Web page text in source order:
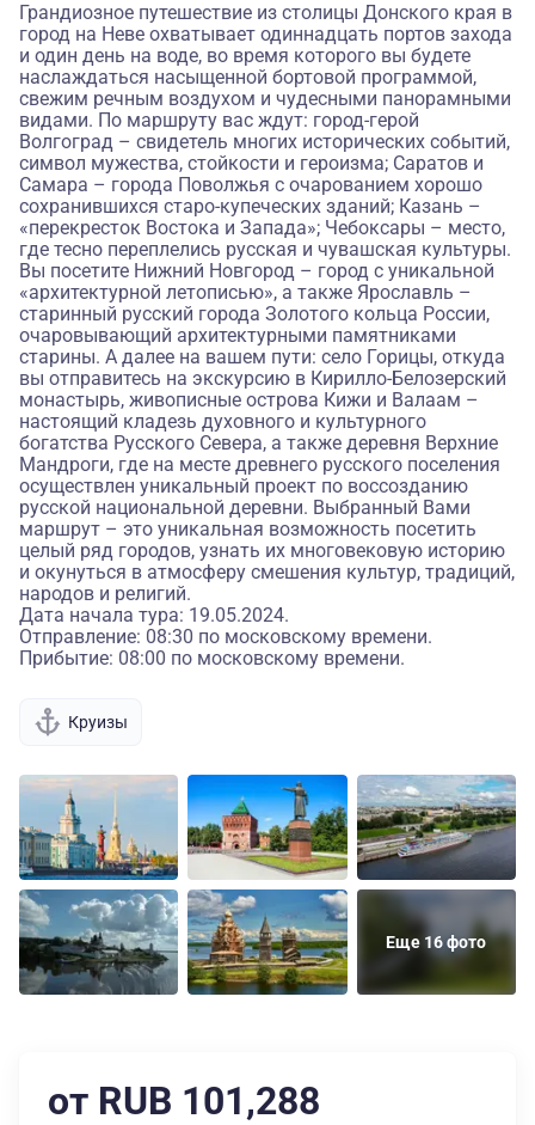
Грандиозное путешествие из столицы Донского края в
город на Неве охватывает одиннадцать портов захода
и один день на воде, во время которого вы будете
наслаждаться насыщенной бортовой программой,
свежим речным воздухом и чудесными панорамными
видами. По маршруту вас ждут: город-герой
Волгоград – свидетель многих исторических событий,
символ мужества, стойкости и героизма; Саратов и
Самара – города Поволжья с очарованием хорошо
сохранившихся старо-купеческих зданий; Казань –
«перекресток Востока и Запада»; Чебоксары – место,
где тесно переплелись русская и чувашская культуры.
Вы посетите Нижний Новгород – город с уникальной
«архитектурной летописью», а также Ярославль –
старинный русский города Золотого кольца России,
очаровывающий архитектурными памятниками
старины. А далее на вашем пути: село Горицы, откуда
вы отправитесь на экскурсию в Кирилло-Белозерский
монастырь, живописные острова Кижи и Валаам –
настоящий кладезь духовного и культурного
богатства Русского Севера, а также деревня Верхние
Мандроги, где на месте древнего русского поселения
осуществлен уникальный проект по воссозданию
русской национальной деревни. Выбранный Вами
маршрут – это уникальная возможность посетить
целый ряд городов, узнать их многовековую историю
и окунуться в атмосферу смешения культур, традиций,
народов и религий.
Дата начала тура: 19.05.2024.
Отправление: 08:30 по московскому времени.
Прибытие: 08:00 по московскому времени.
Круизы
Еще 16 фото
от RUB 101,288